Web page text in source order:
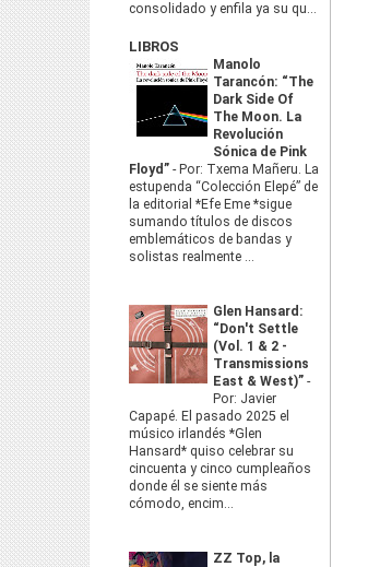
consolidado y enfila ya su qu...
LIBROS
Manolo
Tarancón: “The
Dark Side Of
The Moon. La
Revolución
Sónica de Pink
Floyd” - Por: Txema Mañeru. La
estupenda “Colección Elepé” de
la editorial *Efe Eme *sigue
sumando títulos de discos
emblemáticos de bandas y
solistas realmente ...
Glen Hansard:
“Don't Settle
(Vol. 1 & 2 -
Transmissions
East & West)” -
Por: Javier
Capapé. El pasado 2025 el
músico irlandés *Glen
Hansard* quiso celebrar su
cincuenta y cinco cumpleaños
donde él se siente más
cómodo, encim...
ZZ Top, la